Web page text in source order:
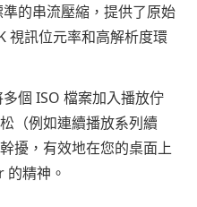
的串流壓縮，提供了原始
視訊位元率和高解析度環
個 ISO 檔案加入播放佇
（例如連續播放系列續
擾，有效地在您的桌面上
精神。